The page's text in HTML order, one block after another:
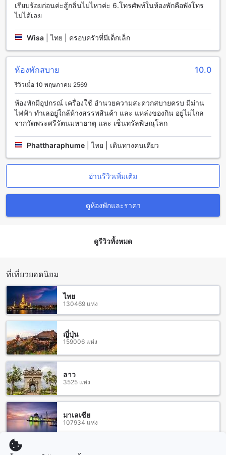
สัมผัสประสบการณ์การรับประทานอาหารที่โรงแรมเรือนแพ
รอยัลพาร์ค พิษณุโลก
โรงแรมเรือนแพ รอยัลพาร์ค พิษณุโลกมอบประสบการณ์การรับ
ประทานอาหารที่หลากหลายและเต็มไปด้วยรสชาติที่น่าประทับใจ
เริ่มต้นด้วยห้องอาหารที่เสิร์ฟอาหารหลากหลายเมนูให้เลือกทั้ง
อาหารไทยและนานาชาติ เพื่อให้ทุกมื้อเป็นช่วงเวลาที่เต็มไปด้วย
ความสุขและความอร่อย นอกจากนี้ยังมีบริการคอฟฟี่ช็อปที่ให้คุณ
ได้ผ่อนคลายพร้อมกาแฟหอมกรุ่นและเครื่องดื่มสดชื่นใน
บรรยากาศสบาย ๆ สำหรับผู้ที่ต้องการความสะดวกสบายในห้อง
พัก โรงแรมยังมีบริการรูมเซอร์วิสที่พร้อมเสิร์ฟอาหารและเครื่อง
ดื่มตรงถึงห้องของคุณ เพื่อความสะดวกสูงสุดในทุกโอกาส ทุกเช้า
คุณจะได้เพลิดเพลินกับบุฟเฟต์อาหารเช้าที่เต็มไปด้วยความหลาก
หลาย รวมทั้งตัวเลือกอาหารเช้าสไตล์คอนติเนนทัลที่สดใหม่และ
อร่อย เพื่อเริ่มต้นวันใหม่อย่างเต็มพลังและสดชื่น
ห้องพักสุดหรูที่ โรงแรมเรือนแพ รอยัลพาร์ค พิษณุโลก
หลายให้คุณเลือกสรร ไม่ว่าจะเป็นห้องซูพีเรียร์ดับเบิลขนาด 35
ตารางเมตร ที่มาพร้อมเตียงคิงไซส์ หรือห้องดีลักซ์ดับเบิลที่ให้
ให้ความรู้สึกกว้างขวางและเป็นส่วนตัว นอกจากนี้ยังมี Junior
เหมาะสำหรับผู้เดินทางเป็นกลุ่มหรือคู่รักที่ต้องการความสะดวก
คุณได้รับราคาที่ดีที่สุด พร้อมประสบการณ์จองที่ง่ายและไร้ความ
ยุ่งยาก ทำให้การเข้าพักของคุณเป็นไปอย่างราบรื่นและน่าประทับ
ใจแน่นอน
เมืองพิษณุโลก: จุดเจริญของวัฒนธรรมและประวัติศาสตร์
เมืองพิษณุโลกเป็นเมืองที่มีความเป็นเอกลักษณ์และเต็มไปด้วย
ประวัติศาสตร์ที่น่าทึ่ง ที่นี่คุณจะได้พบกับวัฒนธรรมและศิลป
วัฒนธรรมที่สร้างสรรค์ของชาวพิษณุโลก
เมืองพิษณุโลกมีสถานที่ท่องเที่ยวที่น่าสนใจมากมาย อาทิเช่น วัด
มหาธาตุศรีสองแคว ที่เป็นวัดสำคัญและมีความเป็นที่เคารพบูชา
อย่างสูง นอกจากนี้ยังมีพิพิธภัณฑ์พิษณุโลก ที่นำเสนอ
ประวัติศาสตร์และวัฒนธรรมของพิษณุโลกให้คุณได้รู้จักอย่างลึก
ซึ้ง
อีกทั้งยังมีตลาดน้ำนครชัยศรี ที่เป็นสถานที่ท่องเที่ยวที่น่าสนใจ
สำหรับนักท่องเที่ยวที่ต้องการสัมผัสบรรยากาศของชีวิตชาว
เรียบร้อยก่อนค่ะสู้กลิ่นไม่ไหวค่ะ 6.โทรศัพท์ในห้องพักคือพังโทร
ไม่ได้เลย
Wisa |ไทย | ครอบครัวที่มีเด็กเล็ก
ห้องพักสบาย 10.0
รีวิวเมื่อ 10 พฤษภาคม 2569
ห้องพักมีอุปกรณ์ เครื่องใช้ อำนวยความสะดวกสบายครบ มีม่าน
ไฟฟ้า ทำเลอยู่ใกล้ห้างสรรพสินค้า และ แหล่งของกิน อยู่ไม่ไกล
จากวัดพระศรีรัตนมหาธาตุ และ เซ็นทรัลพิษณุโลก
Phattharaphume |ไทย | เดินทางคนเดียว
อ่านรีวิวเพิ่มเติม
ดูห้องพักและราคา
ดูรีวิวทั้งหมด
ที่เที่ยวยอดนิยม
ไทย
130469 แห่ง
ญี่ปุ่น
159006 แห่ง
ลาว
3525 แห่ง
มาเลเซีย
107934 แห่ง